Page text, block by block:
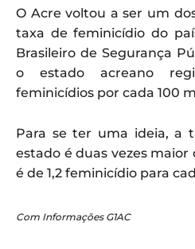
O Acre voltou a ser um
taxa de feminicídio do
Brasileiro de Segurança
o estado acreano
feminicídios por cada 100
Para se ter uma ideia, a
estado é duas vezes
é de 1,2 feminicídio para
Com Informações G1AC